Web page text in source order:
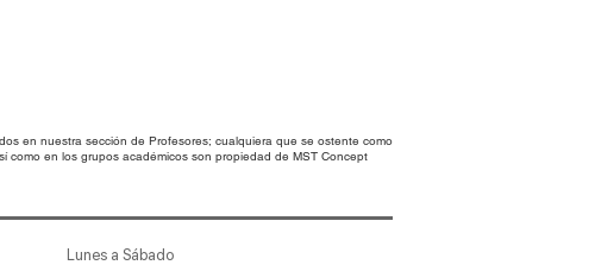
en nuestra sección de Profesores; cualquiera que se ostente como
como en los grupos académicos son propiedad de MST Concept
Lunes a Sábado